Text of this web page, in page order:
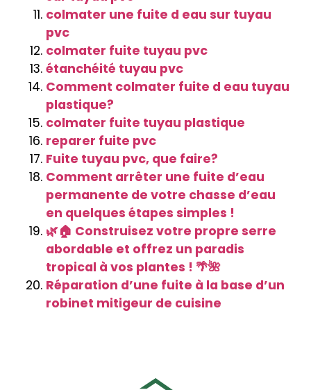
colmater une fuite d eau sur tuyau
pvc
colmater fuite tuyau pvc
étanchéité tuyau pvc
Comment colmater fuite d eau tuyau
plastique?
colmater fuite tuyau plastique
reparer fuite pvc
Fuite tuyau pvc, que faire?
Comment arrêter une fuite d’eau
permanente de votre chasse d’eau
en quelques étapes simples !
🌿🏠 Construisez votre propre serre
abordable et offrez un paradis
tropical à vos plantes ! 🌴🌺
Réparation d’une fuite à la base d’un
robinet mitigeur de cuisine